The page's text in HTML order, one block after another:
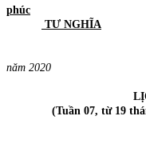
phúc
TƯ NGHĨA
Tư Nghĩa,
năm 2020
(Tuần 07, từ 19